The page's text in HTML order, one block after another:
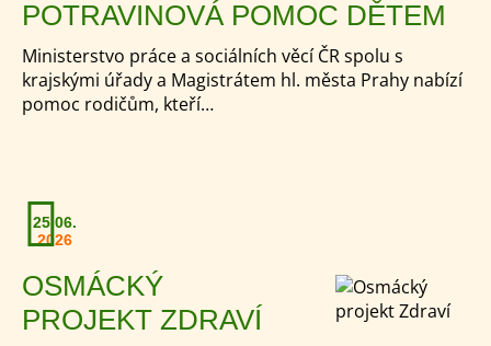
POTRAVINOVÁ POMOC DĚTEM
Ministerstvo práce a sociálních věcí ČR spolu s
krajskými úřady a Magistrátem hl. města Prahy nabízí
pomoc rodičům, kteří…
25.06.
2026
OSMÁCKÝ
PROJEKT ZDRAVÍ